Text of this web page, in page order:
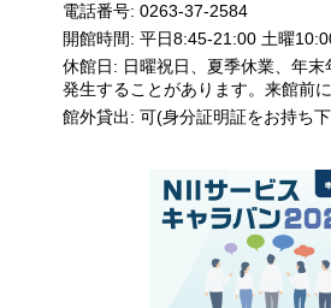
電話番号: 0263-37-2584
開館時間: 平日8:45-21:00 土曜
休館日: 日曜祝日、夏季休業、年
発生することがあります。来館前
館外貸出: 可(身分証明証をお持ち